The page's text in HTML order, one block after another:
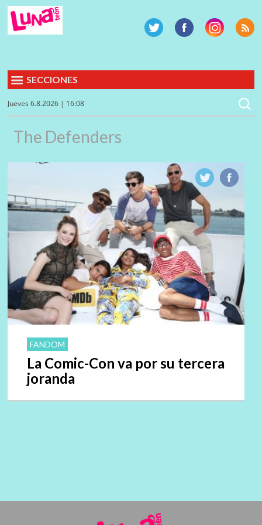
SECCIONES
Jueves 6.8.2026 | 16:08
The Defenders
FANDOM
La Comic-Con va por su tercera
joranda